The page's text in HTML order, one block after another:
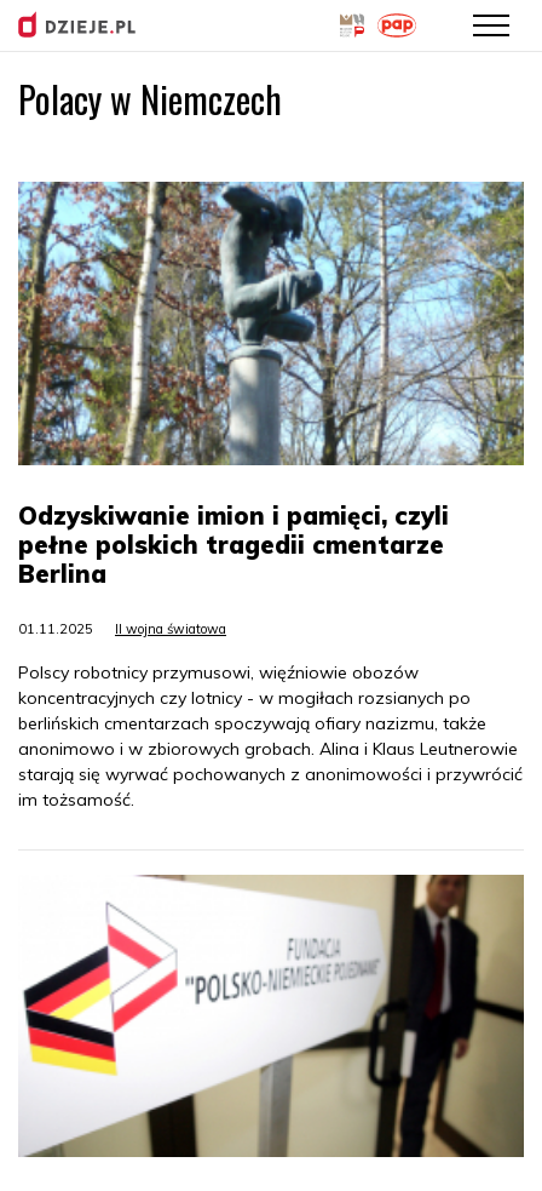
Przejdź
do
Polacy w Niemczech
Odzyskiwanie imion i pamięci, czyli
pełne polskich tragedii cmentarze
Berlina
01.11.2025 II wojna światowa
Polscy robotnicy przymusowi, więźniowie obozów
koncentracyjnych czy lotnicy - w mogiłach rozsianych po
berlińskich cmentarzach spoczywają ofiary nazizmu, także
anonimowo i w zbiorowych grobach. Alina i Klaus Leutnerowie
starają się wyrwać pochowanych z anonimowości i przywrócić
im tożsamość.